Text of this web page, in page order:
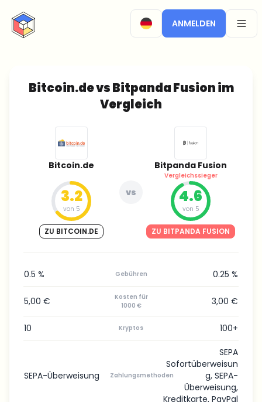
CryptoTicker
ANMELDEN
Bitcoin.de vs Bitpanda Fusion im
Vergleich
Bitcoin.de
3.2
von 5
ZU BITCOIN.DE
vs
Bitpanda Fusion
Vergleichssieger
4.6
von 5
ZU BITPANDA FUSION
0.5 % Gebühren 0.25 %
5,00 €
Kosten für
1000 €
3,00 €
10 Kryptos 100+
SEPA-Überweisung Zahlungsmethoden
SEPA
Sofortüberweisun
g, SEPA-
Überweisung,
Kreditkarte, PayPal